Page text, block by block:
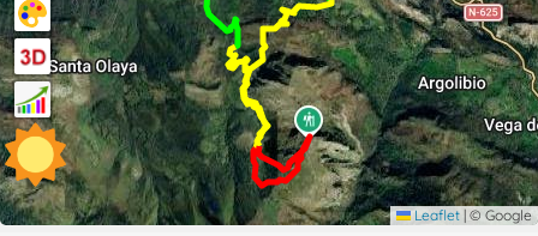
Leaflet | © Google